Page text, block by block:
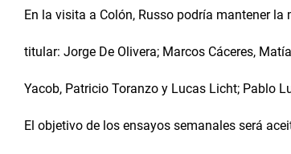
En la visita a Colón, Russo podría mantener
titular: Jorge De Olivera; Marcos Cáceres,
Yacob, Patricio Toranzo y Lucas Licht; Pablo
El objetivo de los ensayos semanales será